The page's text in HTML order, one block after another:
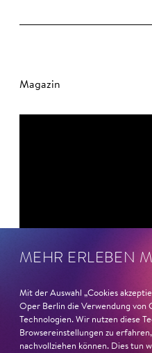
Magazin
MEHR ERLEBEN
Mit der Auswahl „Cookies
Oper Berlin die Verwendung von
Technologien. Wir nutzen diese
Browsereinstellungen zu
nachvollziehen können. Dies tun